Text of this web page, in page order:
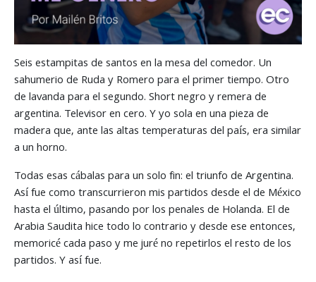
Seis estampitas de santos en la mesa del comedor. Un
sahumerio de Ruda y Romero para el primer tiempo. Otro
de lavanda para el segundo. Short negro y remera de
argentina. Televisor en cero. Y yo sola en una pieza de
madera que, ante las altas temperaturas del país, era similar
a un horno.
Todas esas cábalas para un solo fin: el triunfo de Argentina.
Así fue como transcurrieron mis partidos desde el de México
hasta el último, pasando por los penales de Holanda. El de
Arabia Saudita hice todo lo contrario y desde ese entonces,
memoricé cada paso y me juré no repetirlos el resto de los
partidos. Y así fue.